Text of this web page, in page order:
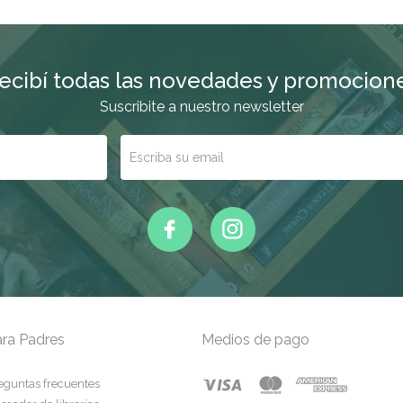
todas las novedades y
Suscribite a nuestro newsletter
Padres
frecuentes
Medios de pago